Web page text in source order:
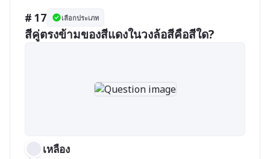
# 17 เลือกประเภท
สีคู่ตรงข้ามของสีแดงในวงล้อสีคือสีใด?
เหลือง